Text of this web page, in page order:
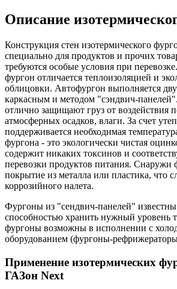
Описание
Конструкция стен изотермического
специально для продуктов и прочих
требуются особые условия при
фургон отличается теплоизоляцией и
облицовки. Автофургон выполняется
каркасным и методом "сэндвич-
отлично защищают груз от воздействия
атмосферных осадков, влаги. За счет
поддерживается необходимая
фургона - это экологически чистая
содержит никаких токсинов и
перевозки продуктов питания. Снаружи
покрытие из металла или пластика, что
коррозийного налета.
Фургоны из "сендвич-панелей"
способностью хранить нужный уровень
фургоны возможны в исполнении с
оборудованием (фургоны-
Применение изотермических
ГАЗон Next